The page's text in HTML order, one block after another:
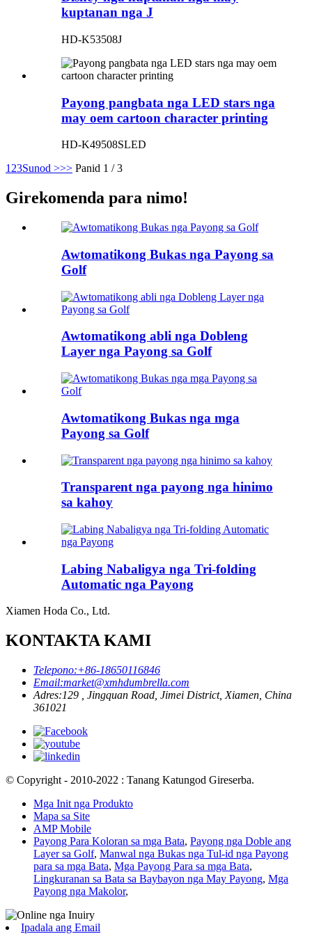
kuptanan nga J
HD-K53508J
Payong pangbata nga LED stars nga
may oem cartoon character printing
HD-K49508SLED
1 23Sunod >>> Panid 1 / 3
Girekomenda para nimo!
Awtomatikong Bukas nga Payong sa
Golf
Awtomatikong abli nga Dobleng
Layer nga Payong sa Golf
Awtomatikong Bukas nga mga
Payong sa Golf
Transparent nga payong nga hinimo
sa kahoy
Labing Nabaligya nga Tri-folding
Automatic nga Payong
Xiamen Hoda Co., Ltd.
KONTAKTA KAMI
Telepono:+86-18650116846
Email:market@xmhdumbrella.com
Adres:129 , Jingquan Road, Jimei District, Xiamen, China
361021
© Copyright - 2010-2022 : Tanang Katungod Gireserba.
Mga Init nga Produkto
Mapa sa Site
AMP Mobile
Payong Para Koloran sa mga Bata, Payong nga Doble ang
Layer sa Golf, Manwal nga Bukas nga Tul-id nga Payong
para sa mga Bata, Mga Payong Para sa mga Bata,
Lingkuranan sa Bata sa Baybayon nga May Payong, Mga
Payong nga Makolor,
Ipadala ang Email